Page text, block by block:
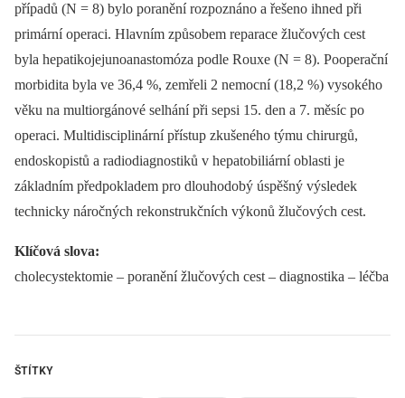
případů (N = 8) bylo poranění rozpoznáno a řešeno ihned při
primární operaci. Hlavním způsobem reparace žlučových cest
byla hepatikojejunoanastomóza podle Rouxe (N = 8). Pooperační
morbidita byla ve 36,4 %, zemřeli 2 nemocní (18,2 %) vysokého
věku na multiorgánové selhání při sepsi 15. den a 7. měsíc po
operaci. Multidisciplinární přístup zkušeného týmu chirurgů,
endoskopistů a radiodiagnostiků v hepatobiliární oblasti je
základním předpokladem pro dlouhodobý úspěšný výsledek
technicky náročných rekonstrukčních výkonů žlučových cest.
Klíčová slova:
cholecystektomie –⁠ poranění žlučových cest –⁠ diagnostika –⁠ léčba
ŠTÍTKY